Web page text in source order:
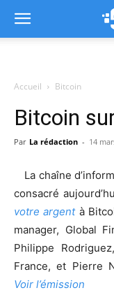
Accueil Bitcoin
Bitcoin
Par La rédaction - 14
La chaîne
consacré
votre argentà
manager, Global
Philippe
France, et Pierre
Voir l’émission